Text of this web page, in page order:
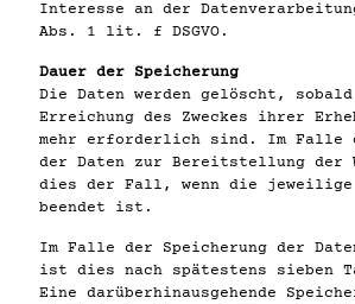
Interesse an der
Abs. 1 lit. f DSGVO.
Dauer der Speicherung
Die Daten werden gelöscht,
Erreichung des Zweckes ihrer
mehr erforderlich sind. Im Falle
der Daten zur Bereitstellung der
dies der Fall, wenn die jeweilige
beendet ist.
Im Falle der Speicherung der
ist dies nach spätestens sieben
Eine darüberhinausgehende